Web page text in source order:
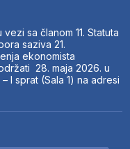
sa članom 11. Statuta
saziva 21.
ekonomista
28. maja 2026. u
I sprat (Sala 1) na adresi